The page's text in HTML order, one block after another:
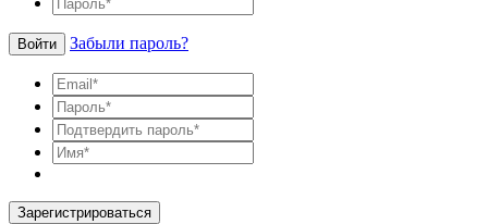
Войти Забыли пароль?
Зарегистрироваться